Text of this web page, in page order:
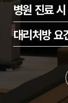
병원 진료
대리처방 요